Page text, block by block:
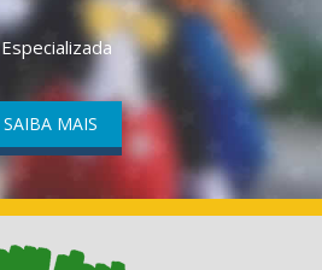
Especializada
SAIBA MAIS